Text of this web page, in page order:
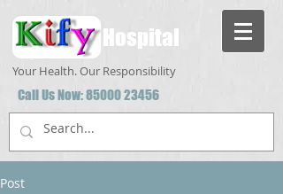
Hospital
Your Health. Our Responsibility
Call Us Now:85000 23456
Post